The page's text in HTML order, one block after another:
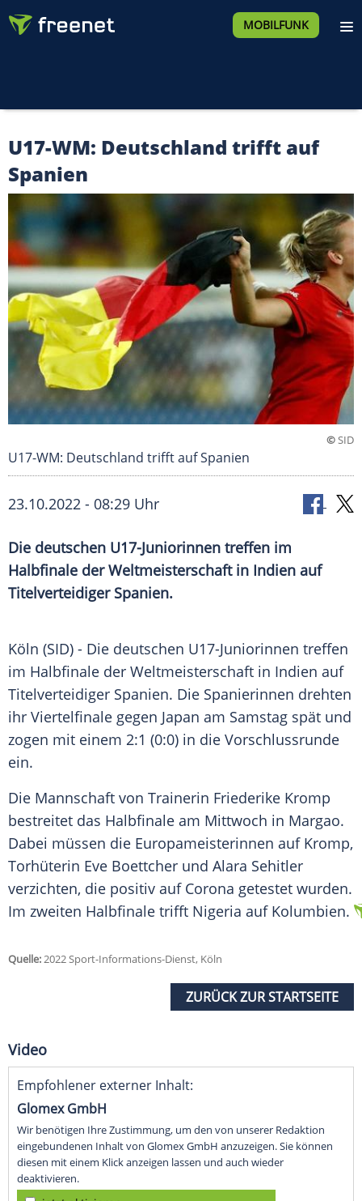
MOBILFUNK
U17-WM: Deutschland trifft auf
Spanien
©SID
U17-WM: Deutschland trifft auf Spanien
23.10.2022 - 08:29 Uhr
Die deutschen U17-Juniorinnen treffen im
Halbfinale der Weltmeisterschaft in Indien auf
Titelverteidiger Spanien.
Köln (SID) - Die deutschen U17-Juniorinnen treffen
im Halbfinale der Weltmeisterschaft in Indien auf
Titelverteidiger Spanien. Die Spanierinnen drehten
ihr Viertelfinale gegen Japan am Samstag spät und
zogen mit einem 2:1 (0:0) in die Vorschlussrunde
ein.
Die Mannschaft von Trainerin Friederike Kromp
bestreitet das Halbfinale am Mittwoch in Margao.
Dabei müssen die Europameisterinnen auf Kromp,
Torhüterin Eve Boettcher und Alara Sehitler
verzichten, die positiv auf Corona getestet wurden.
Im zweiten Halbfinale trifft Nigeria auf Kolumbien.
Quelle:2022 Sport-Informations-Dienst, Köln
ZURÜCK ZUR STARTSEITE
Video
Empfohlener externer Inhalt:
Glomex GmbH
Wir benötigen Ihre Zustimmung, um den von unserer Redaktion
eingebundenen Inhalt von Glomex GmbH anzuzeigen. Sie können
diesen mit einem Klick anzeigen lassen und auch wieder
deaktivieren.